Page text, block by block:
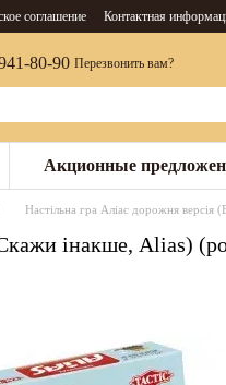
соглашение Контактная
80-90 Перезвонить вам?
Акционные
Настільна гра Аліас дорожня версія
інакше, Alias)